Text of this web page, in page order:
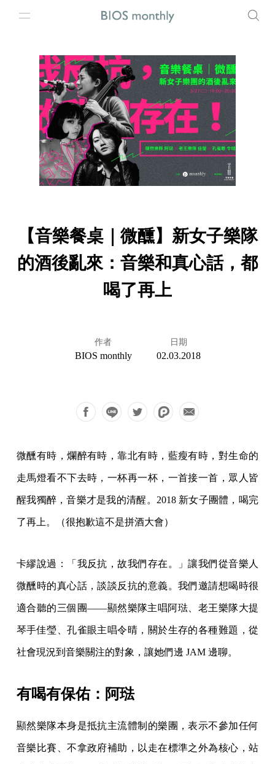
【音樂餐桌｜微醺】新女子樂隊
的酒後亂來：音樂和真心話，都
喝了再上
作者
BIOS monthly
日期
02.03.2018
微醺有時，爛醉有時，靠北有時，藍瘦有時，對生命的
走馬燈看不下去時，一杯再一杯，一首接一首，眾人皆
醒我獨醉，音樂才是我的清醒。2018 新女子團體，喝完
了再上。（很抱歉這不是拼酒大會）
卡繆說過：「我反抗，故我們存在。」讓我們從音樂人
微醺時的真心話，談談反抗的意義。我們邀請想喝時很
適合聽的三個團——顯然樂隊主唱阿琺、老王樂隊大提
琴手佳瑩、孔雀眼主唱令晴，關於生存的各種難題，從
社會現況到音樂關注的對象，讓她們邊 JAM 邊聊。
有喝有保佑：阿琺
顯然樂隊本身是抵抗主流體制的樂團，表示不參加任何
音樂比賽、不拿政府補助，以走在標準之外為核心，站